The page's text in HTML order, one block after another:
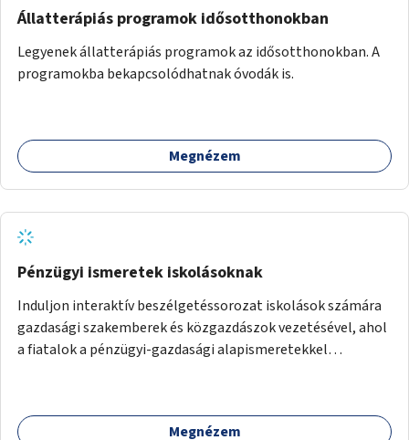
Állatterápiás programok idősotthonokban
Legyenek állatterápiás programok az idősotthonokban. A
programokba bekapcsolódhatnak óvodák is.
Megnézem
Pénzügyi ismeretek iskolásoknak
Induljon interaktív beszélgetéssorozat iskolások számára
gazdasági szakemberek és közgazdászok vezetésével, ahol
a fiatalok a pénzügyi-gazdasági alapismeretekkel
számára, önkormányzati intézményben vagy külső
Megnézem